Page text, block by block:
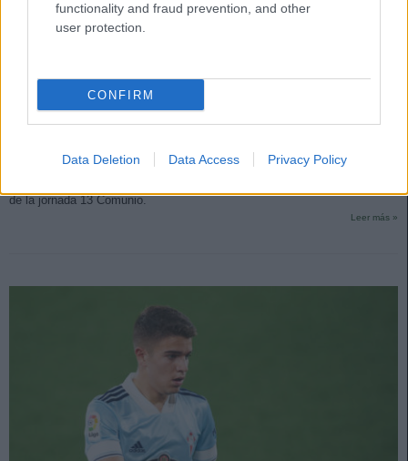
functionality and fraud prevention, and other
user protection.
CONFIRM
Data Deletion Data Access Privacy Policy
Live: la cuenta atrás Comunio de la jornada 13
¿Se recuperarán a tiempo Oyarzabal y Silva? ¿Cuál es el estado de
de la jornada 13 Comunio.
Leer más »